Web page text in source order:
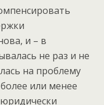
и – в
не раз и не
на проблему
или менее